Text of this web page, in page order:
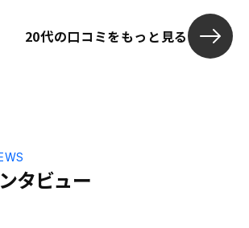
20代の口コミをもっと見る
タビュー